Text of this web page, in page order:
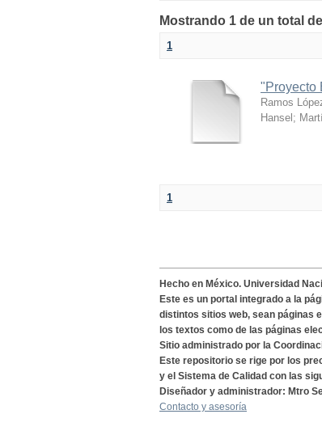
Mostrando 1 de un total
1
"Proyecto
Ramos
Hansel ;
1
Hecho en México. Universidad
Este es un portal integrado a la
distintos sitios web, sean páginas
los textos como de las páginas
Sitio administrado por la
Este repositorio se rige por los
y el Sistema de Calidad con las
Diseñador y administrador: Mtro
Contacto y asesoría